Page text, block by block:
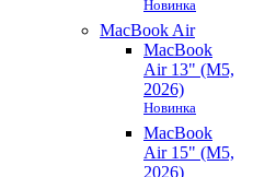
Новинка
MacBook Air
MacBook
Air 13" (M5,
2026)
Новинка
MacBook
Air 15" (M5,
2026)